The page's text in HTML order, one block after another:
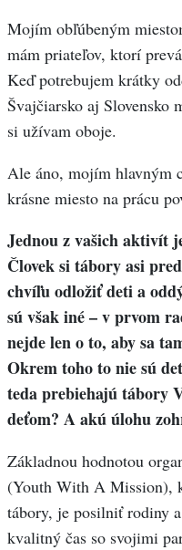
Mojím obľúbeným
mám priateľov, ktorí
Keď potrebujem krátky
Švajčiarsko aj Slovensko
si užívam oboje.
Ale áno, mojím hlavným
krásne miesto na prácu
Jednou z vašich aktivít
Človek si tábory asi
chvíľu odložiť deti a
sú však iné – v prvom
nejde len o to, aby sa
Okrem toho to nie sú
teda prebiehajú tábory
deťom? A akú úlohu
Základnou hodnotou
(Youth With A Mission),
tábory, je posilniť rodiny
kvalitný čas so svojimi